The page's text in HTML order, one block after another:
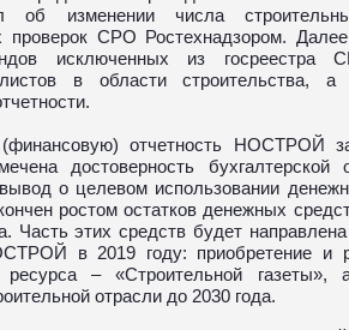
об изменении числа
проверок СРО Ростехнадзором.
исключенных из госреестра
в области строительства, а
(финансовую) отчетность НОСТРОЙ
достоверность бухгалтерской
о целевом использовании
ростом остатков денежных
Часть этих средств будет
в 2019 году: приобретение и
ресурса – «Строительной
отрасли до 2030 года.